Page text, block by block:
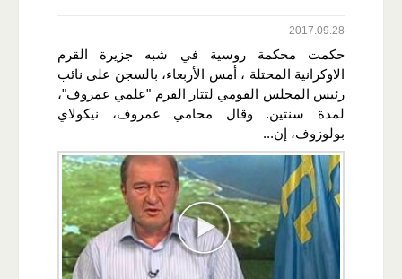
2017.09.28
حكمت محكمة روسية في شبه جزيرة القرم
الاوكرانية المحتلة ، أمس الأربعاء، بالسجن على نائب
رئيس المجلس القومي لتتار القرم "علمي عمروف"،
لمدة سنتين. وقال محامي عمروف، نيكولاي
بولوزوف، إن...